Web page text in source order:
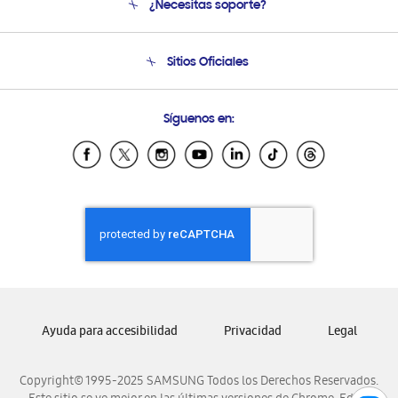
Soporte
Condiciones de Compra
¿Necesitas soporte?
Soporte vía eMail
Sitios Oficiales
Samsung Ecuador
Samsung El Salvador
Samsung Honduras
Samsung Nicaragua
Samsung Panamá
Samsung Venezuela
Síguenos en:
Copyright© 1995-2025 SAMSUNG Todos los Derechos Reservados.
Ayuda para accesibilidad Privacidad Legal